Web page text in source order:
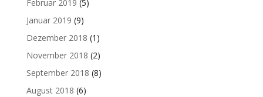
Februar 2019 (5)
Januar 2019 (9)
Dezember 2018 (1)
November 2018 (2)
September 2018 (8)
August 2018 (6)